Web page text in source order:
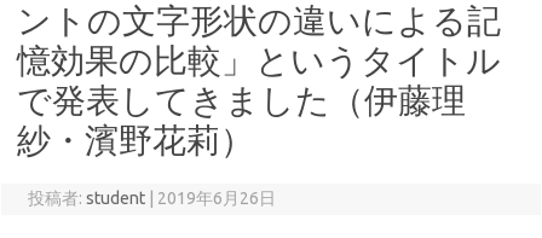
ントの文字形状の違いによる記
憶効果の比較」というタイトル
で発表してきました（伊藤理
紗・濱野花莉）
投稿者: student 2019年6月26日